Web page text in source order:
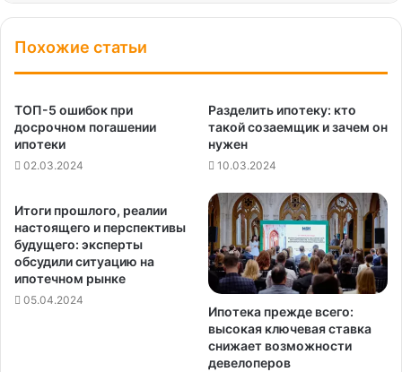
Похожие статьи
ТОП-5 ошибок при
досрочном погашении
ипотеки
02.03.2024
Разделить ипотеку: кто
такой созаемщик и зачем он
нужен
10.03.2024
Итоги прошлого, реалии
настоящего и перспективы
будущего: эксперты
обсудили ситуацию на
ипотечном рынке
05.04.2024
Ипотека прежде всего:
высокая ключевая ставка
снижает возможности
девелоперов